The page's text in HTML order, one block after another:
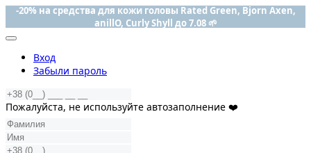
-20% на средства для кожи головы Rated Green, Bjorn Axen,
anillO, Curly Shyll до 7.08 🌱
Вход
Забыли пароль
Пожалуйста, не используйте автозаполнение ❤️